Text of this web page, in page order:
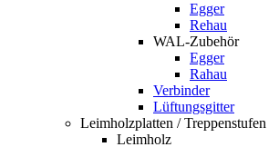
Egger
Rehau
WAL-Zubehör
Egger
Rahau
Verbinder
Lüftungsgitter
Leimholzplatten / Treppenstufen
Leimholz